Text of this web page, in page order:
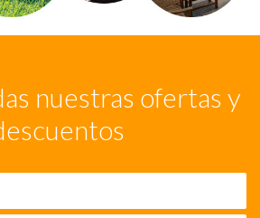
nuestras ofertas y